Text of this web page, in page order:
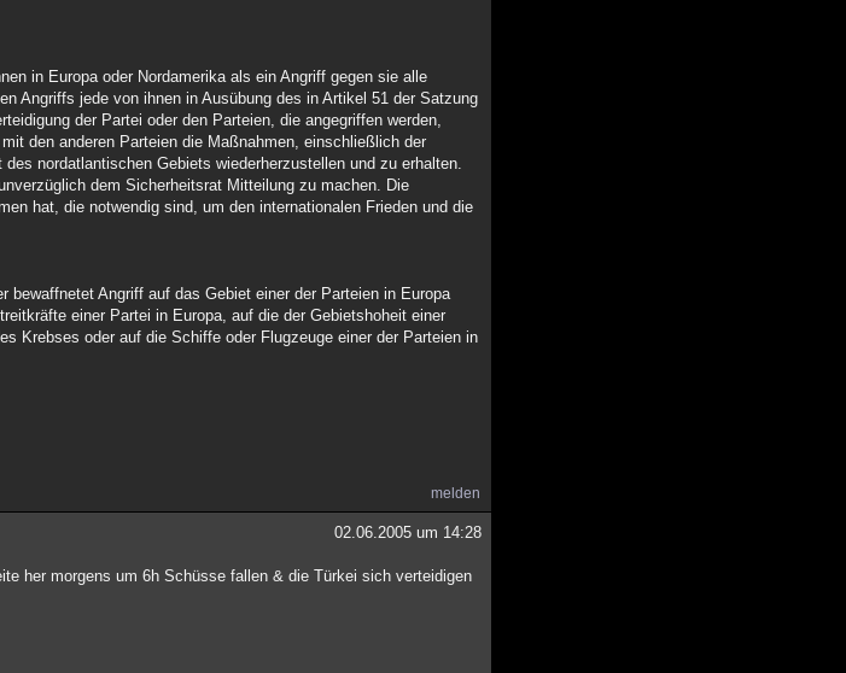
in Europa oder Nordamerika als ein Angriff gegen sie alle
Angriffs jede von ihnen in Ausübung des in Artikel 51 der Satzung
der Partei oder den Parteien, die angegriffen werden,
den anderen Parteien die Maßnahmen, einschließlich der
nordatlantischen Gebiets wiederherzustellen und zu erhalten.
dem Sicherheitsrat Mitteilung zu machen. Die
hat, die notwendig sind, um den internationalen Frieden und die
bewaffnetet Angriff auf das Gebiet einer der Parteien in Europa
einer Partei in Europa, auf die der Gebietshoheit einer
Krebses oder auf die Schiffe oder Flugzeuge einer der Parteien in
melden
02.06.2005 um 14:28
her morgens um 6h Schüsse fallen & die Türkei sich verteidigen